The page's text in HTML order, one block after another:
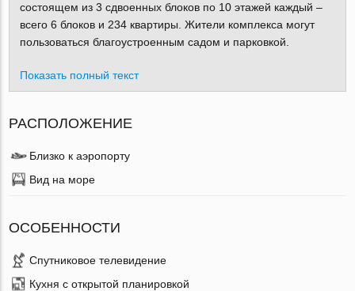
состоящем из 3 сдвоенных блоков по 10 этажей каждый –
всего 6 блоков и 234 квартиры. Жители комплекса могут
пользоваться благоустроенным садом и парковкой.
Показать полный текст
РАСПОЛОЖЕНИЕ
Близко к аэропорту
Вид на море
ОСОБЕННОСТИ
Спутниковое телевидение
Кухня с открытой планировкой